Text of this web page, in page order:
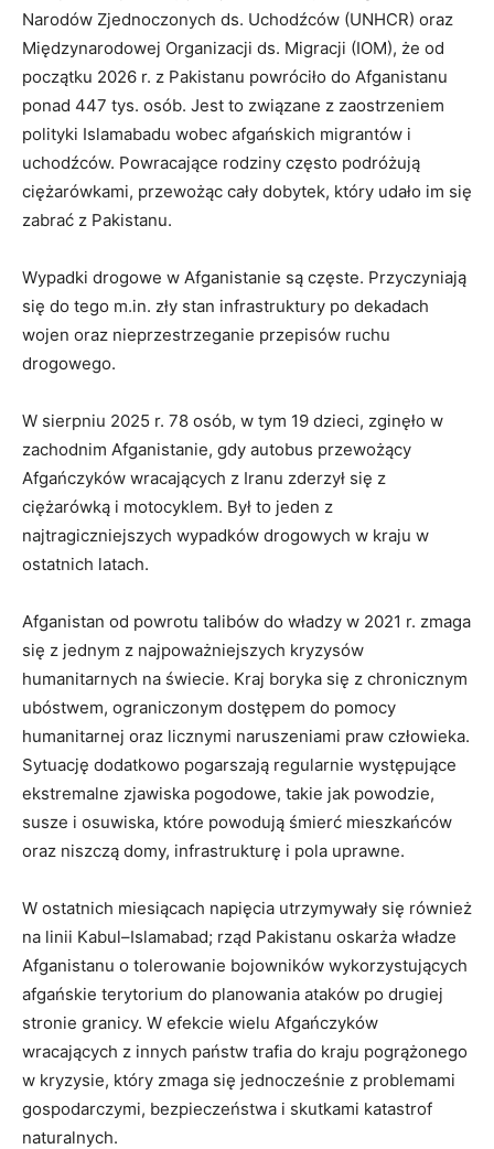
Narodów Zjednoczonych ds. Uchodźców (UNHCR) oraz
Międzynarodowej Organizacji ds. Migracji (IOM), że od
początku 2026 r. z Pakistanu powróciło do Afganistanu
ponad 447 tys. osób. Jest to związane z zaostrzeniem
polityki Islamabadu wobec afgańskich migrantów i
uchodźców. Powracające rodziny często podróżują
ciężarówkami, przewożąc cały dobytek, który udało im się
zabrać z Pakistanu.
Wypadki drogowe w Afganistanie są częste. Przyczyniają
się do tego m.in. zły stan infrastruktury po dekadach
wojen oraz nieprzestrzeganie przepisów ruchu
drogowego.
W sierpniu 2025 r. 78 osób, w tym 19 dzieci, zginęło w
zachodnim Afganistanie, gdy autobus przewożący
Afgańczyków wracających z Iranu zderzył się z
ciężarówką i motocyklem. Był to jeden z
najtragiczniejszych wypadków drogowych w kraju w
ostatnich latach.
Afganistan od powrotu talibów do władzy w 2021 r. zmaga
się z jednym z najpoważniejszych kryzysów
humanitarnych na świecie. Kraj boryka się z chronicznym
ubóstwem, ograniczonym dostępem do pomocy
humanitarnej oraz licznymi naruszeniami praw człowieka.
Sytuację dodatkowo pogarszają regularnie występujące
ekstremalne zjawiska pogodowe, takie jak powodzie,
susze i osuwiska, które powodują śmierć mieszkańców
oraz niszczą domy, infrastrukturę i pola uprawne.
W ostatnich miesiącach napięcia utrzymywały się również
na linii Kabul–Islamabad; rząd Pakistanu oskarża władze
Afganistanu o tolerowanie bojowników wykorzystujących
afgańskie terytorium do planowania ataków po drugiej
stronie granicy. W efekcie wielu Afgańczyków
wracających z innych państw trafia do kraju pogrążonego
w kryzysie, który zmaga się jednocześnie z problemami
gospodarczymi, bezpieczeństwa i skutkami katastrof
naturalnych.